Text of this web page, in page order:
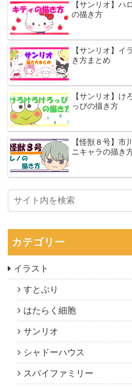
【サンリオ】ハ
の描き方
【サンリオ】イ
き方まとめ
【サンリオ】け
っぴの描き方
【怪獣８号】市
ニキャラの描き
カテゴリー
イラスト
すとぷり
はたらく細胞
サンリオ
シャドーハウス
スパイファミリー